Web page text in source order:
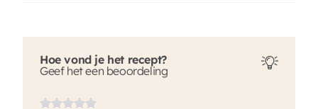
Hoe vond je het recept?
Geef het een beoordeling